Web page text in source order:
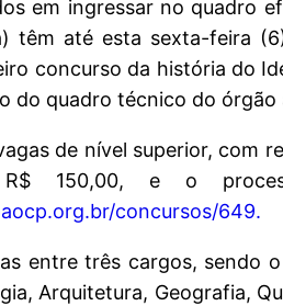
em ingressar no quadro
têm até esta sexta-feira
concurso da história do
do quadro técnico do órgão
de nível superior, com
150,00, e o
concursos/649.
entre três cargos, sendo
Arquitetura, Geografia,